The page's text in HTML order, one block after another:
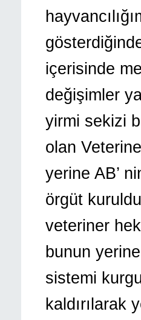
içerisinde
değişimler
yirmi sekizi
olan
yerine AB’
örgüt
veteriner
bunun
sistemi
kaldırılarak